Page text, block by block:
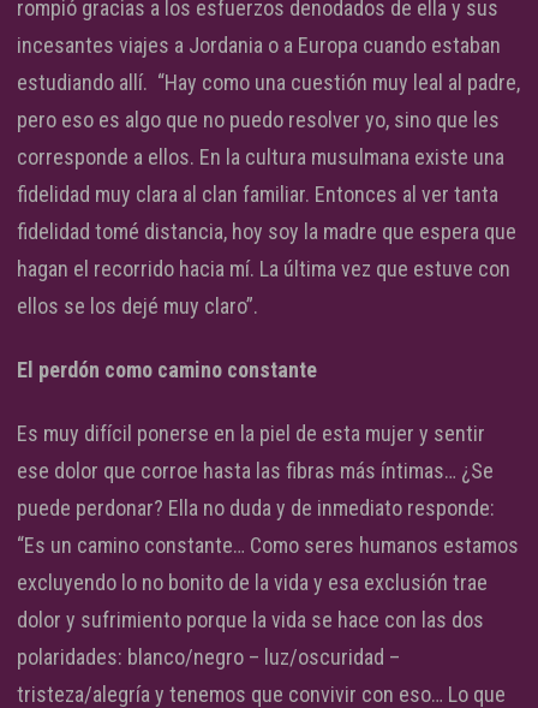
rompió gracias a los esfuerzos denodados de ella y sus
incesantes viajes a Jordania o a Europa cuando estaban
estudiando allí. “Hay como una cuestión muy leal al padre,
pero eso es algo que no puedo resolver yo, sino que les
corresponde a ellos. En la cultura musulmana existe una
fidelidad muy clara al clan familiar. Entonces al ver tanta
fidelidad tomé distancia, hoy soy la madre que espera que
hagan el recorrido hacia mí. La última vez que estuve con
ellos se los dejé muy claro”.
El perdón como camino constante
Es muy difícil ponerse en la piel de esta mujer y sentir
ese dolor que corroe hasta las fibras más íntimas… ¿Se
puede perdonar? Ella no duda y de inmediato responde:
“Es un camino constante… Como seres humanos estamos
excluyendo lo no bonito de la vida y esa exclusión trae
dolor y sufrimiento porque la vida se hace con las dos
polaridades: blanco/negro – luz/oscuridad –
tristeza/alegría y tenemos que convivir con eso… Lo que